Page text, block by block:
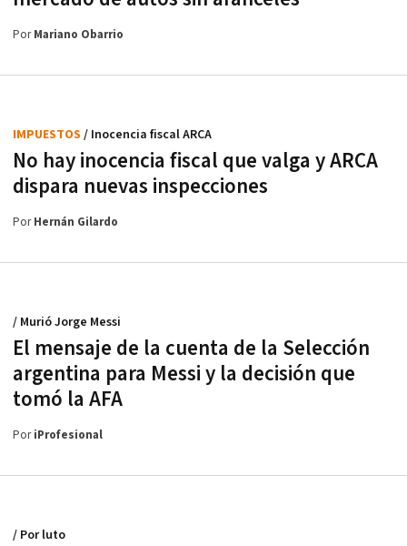
PorMariano Obarrio
No hay inocencia fiscal que valga y ARCA
dispara nuevas inspecciones
IMPUESTOS / Inocencia fiscal ARCA
PorHernán Gilardo
El mensaje de la cuenta de la Selección
argentina para Messi y la decisión que
tomó la AFA
/ Murió Jorge Messi
PoriProfesional
/ Por luto